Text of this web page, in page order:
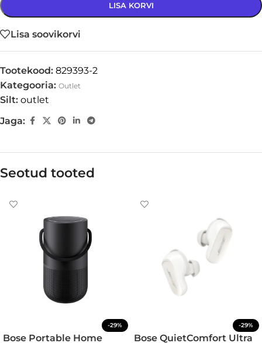
LISA KORVI
Lisa soovikorvi
Tootekood: 829393-2
Kategooria: Outlet
Silt: outlet
Jaga:
Seotud tooted
-29%
Bose Portable Home
-29%
Bose QuietComfort Ultra